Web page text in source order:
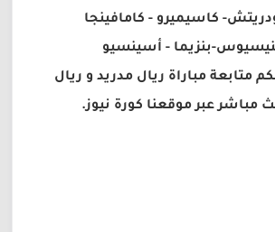
كاسيميرو - كامافينجا
بنزيما - أسينسيو
متابعة مباراة ريال مدريد و ريال
عبر موقعنا كورة نيوز.